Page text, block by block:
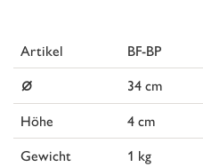
Artikel BF-BP
⌀
34 cm
Höhe
4 cm
Gewicht
1 kg